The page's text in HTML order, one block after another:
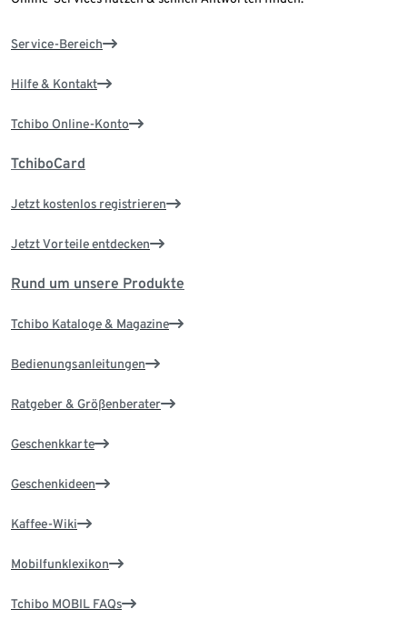
Service-Bereich
Hilfe & Kontakt
Tchibo Online-Konto
TchiboCard
Jetzt kostenlos registrieren
Jetzt Vorteile entdecken
Rund um unsere Produkte
Tchibo Kataloge & Magazine
Bedienungsanleitungen
Ratgeber & Größenberater
Geschenkkarte
Geschenkideen
Kaffee-Wiki
Mobilfunklexikon
Tchibo MOBIL FAQs